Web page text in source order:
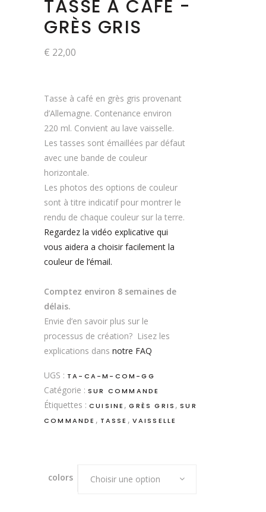
TASSE À CAFÉ -
GRÈS GRIS
€ 22,00
Tasse à café en grès gris provenant
d’Allemagne. Contenance environ
220 ml. Convient au lave vaisselle.
Les tasses sont émaillées par défaut
avec une bande de couleur
horizontale.
Les photos des options de couleur
sont à titre indicatif pour montrer le
rendu de chaque couleur sur la terre.
Regardez la vidéo explicative qui
vous aidera a choisir facilement la
couleur de l’émail.
Comptez environ 8 semaines de
délais.
Envie d’en savoir plus sur le
processus de création? Lisez les
explications dans notre FAQ
UGS : TA-CA-M-COM-GG
Catégorie : SUR COMMANDE
Étiquettes : CUISINE ,GRÈS GRIS ,SUR
COMMANDE , TASSE , VAISSELLE
colors Choisir une option